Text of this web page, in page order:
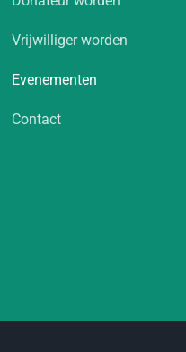
Vrijwilliger worden
Evenementen
Contact